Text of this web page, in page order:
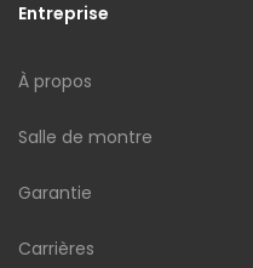
Entreprise
À propos
Salle de montre
Garantie
Carrières